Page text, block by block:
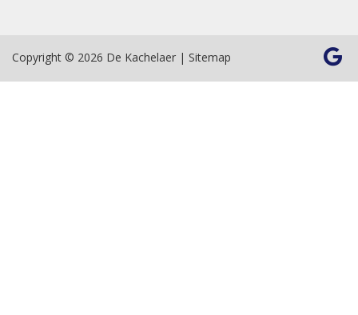
Copyright © 2026 De Kachelaer | Sitemap